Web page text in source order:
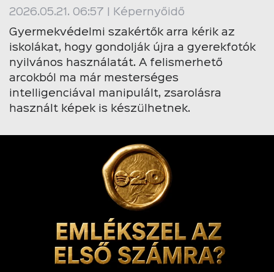
2026.05.21. 06:57 | Képernyőidő
Gyermekvédelmi szakértők arra kérik az
iskolákat, hogy gondolják újra a gyerekfotók
nyilvános használatát. A felismerhető
arcokból ma már mesterséges
intelligenciával manipulált, zsarolásra
használt képek is készülhetnek.